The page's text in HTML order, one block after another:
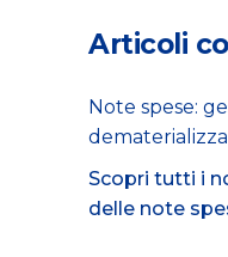
Articoli
Note spese:
Scopri tutti i
delle note